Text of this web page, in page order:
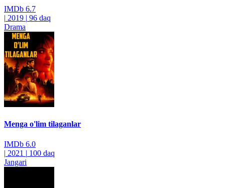
IMDb 6.7
| 2019 | 96 daq
Drama
Menga o'lim tilaganlar
IMDb 6.0
| 2021 | 100 daq
Jangari